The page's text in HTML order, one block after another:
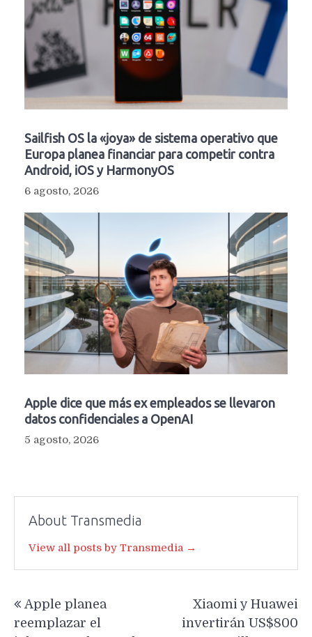
Sailfish OS la «joya» de sistema operativo que
Europa planea financiar para competir contra
Android, iOS y HarmonyOS
6 agosto, 2026
Apple dice que más ex empleados se llevaron
datos confidenciales a OpenAI
5 agosto, 2026
About Transmedia
View all posts by Transmedia →
de
Apple planea
reemplazar el
Xiaomi y Huawei
invertirán US$800